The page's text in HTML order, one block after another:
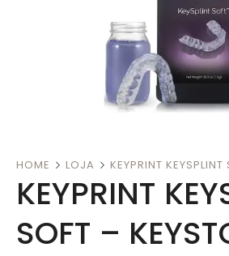
HOME LOJA KEYPRINT
KEYPRINT
SOFT –